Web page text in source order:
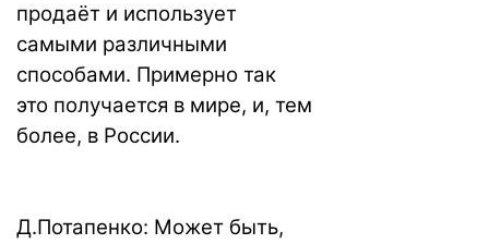
продаёт и использует
самыми различными
способами. Примерно так
это получается в мире, и, тем
более, в России.
Д.Потапенко: Может быть,